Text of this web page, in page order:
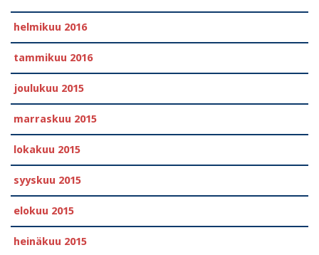
helmikuu 2016
tammikuu 2016
joulukuu 2015
marraskuu 2015
lokakuu 2015
syyskuu 2015
elokuu 2015
heinäkuu 2015